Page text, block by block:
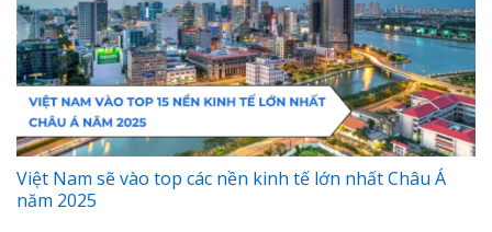
Việt Nam sẽ vào top các nền kinh tế lớn nhất Châu Á
năm 2025